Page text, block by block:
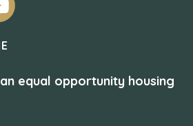
equal opportunity housing